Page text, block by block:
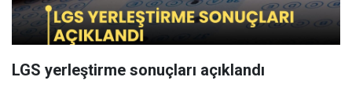
LGS yerleştirme sonuçları açıklandı